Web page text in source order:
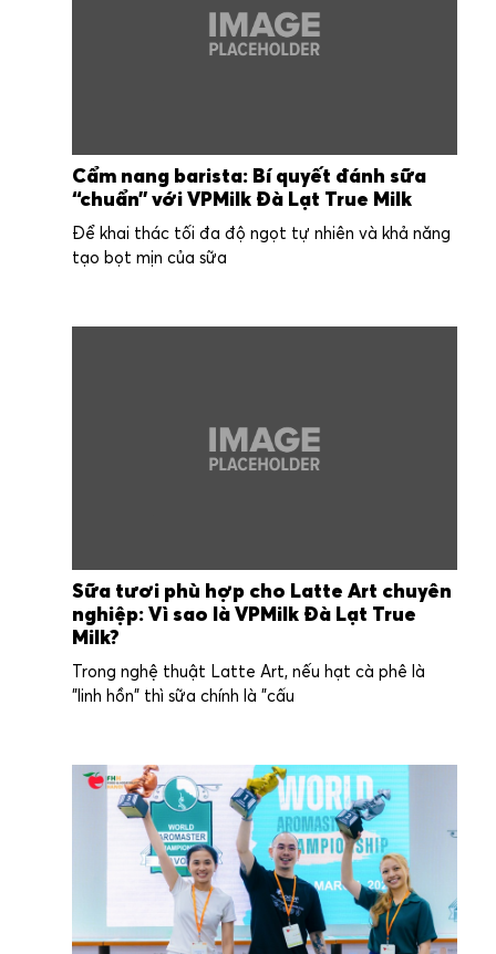
Cẩm nang barista: Bí quyết đánh sữa
“chuẩn” với VPMilk Đà Lạt True Milk
Để khai thác tối đa độ ngọt tự nhiên và khả năng
tạo bọt mịn của sữa
Sữa tươi phù hợp cho Latte Art chuyên
nghiệp: Vì sao là VPMilk Đà Lạt True
Milk?
Trong nghệ thuật Latte Art, nếu hạt cà phê là
"linh hồn" thì sữa chính là "cấu